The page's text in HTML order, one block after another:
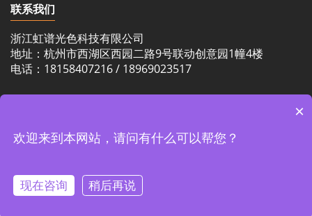
联系我们
浙江虹谱光色科技有限公司
地址：杭州市西湖区西园二路9号联动创意园1幢4楼
电话：18158407216 / 18969023517
© 2026 浙江虹谱光色科技有限公司 版权所有
浙ICP备15040053号-10
×
欢迎来到本网站，请问有什么可以帮您？
现在咨询 稍后再说